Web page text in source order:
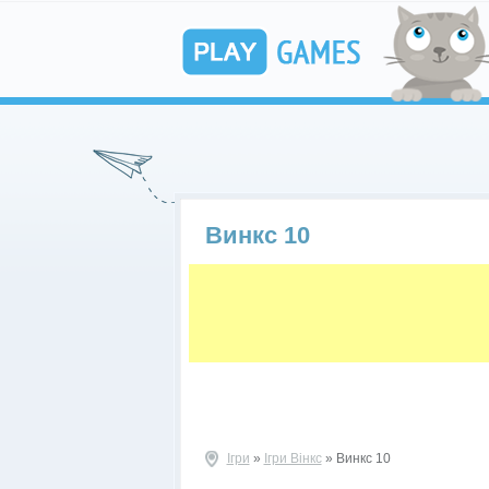
Винкс 10
Ігри » Ігри Вінкс» Винкс 10